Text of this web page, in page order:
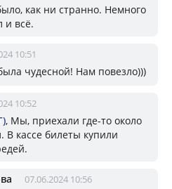
как ни странно. Немного
и всё.
10:51
чудесной! Нам повезло)))
10:52
, Мы, приехали где-то около
В кассе билеты купили
07.06.2024 10:56